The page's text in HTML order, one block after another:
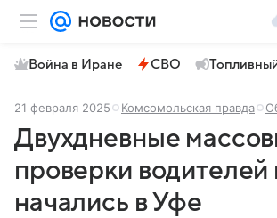
Война в Иране СВО
21 февраля 2025 Комсомольская правда
Двухдневные
проверки водителей
начались в Уфе